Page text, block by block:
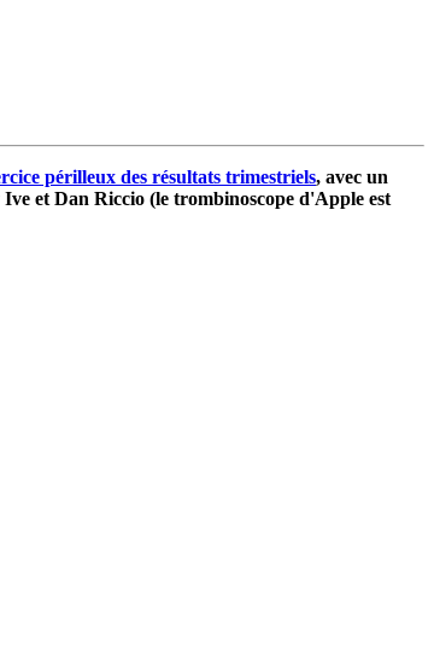
périlleux des résultats trimestriels, avec un
et Dan Riccio (le trombinoscope d'Apple est